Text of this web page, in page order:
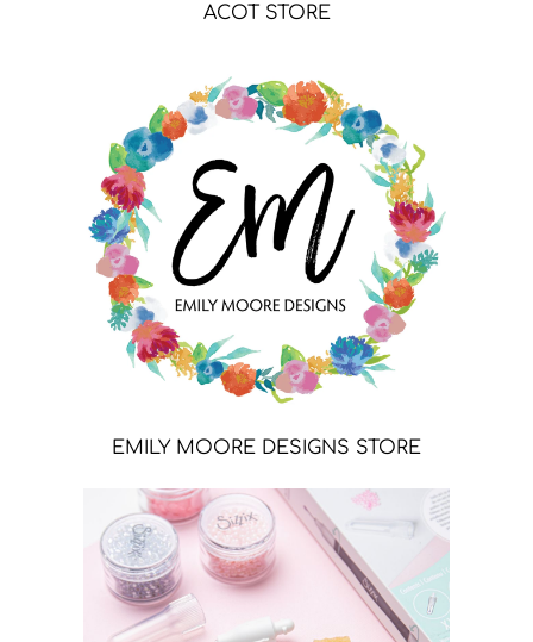
ACOT STORE
EMILY MOORE DESIGNS STORE